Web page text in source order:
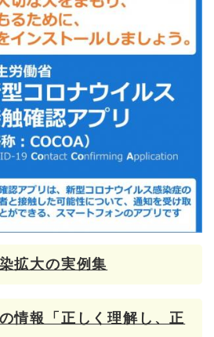
拡大の実例集
情報「正しく理解し、正